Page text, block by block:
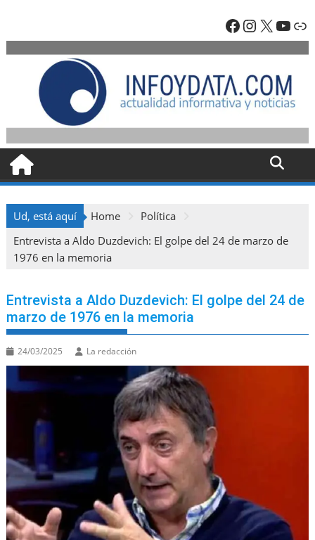
content
Facebook
X
Ud, está aquí Home
Política
Entrevista a Aldo Duzdevich: El golpe del 24 de marzo de
1976 en la memoria
Entrevista a Aldo Duzdevich: El golpe del 24 de
marzo de 1976 en la memoria
24/03/2025 La redacción